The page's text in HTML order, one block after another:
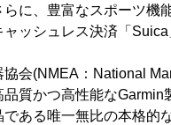
らに、豊富なスポーツ
ッシュレス決済「
会(NMEA：National
質かつ高性能な
ある唯一無比の本格的